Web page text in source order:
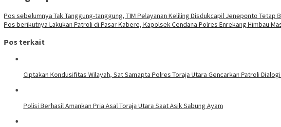
Pos sebelumnya Tak Tanggung-tanggung, TIM Pelayanan Keliling Disdukcapil Jeneponto Tetap
Pos berikutnya Lakukan Patroli di Pasar Kabere, Kapolsek Cendana Polres Enrekang Himbau
Pos terkait
Ciptakan Kondusifitas Wilayah, Sat Samapta Polres Toraja Utara Gencarkan Patroli
Polisi Berhasil Amankan Pria Asal Toraja Utara Saat Asik Sabung Ayam